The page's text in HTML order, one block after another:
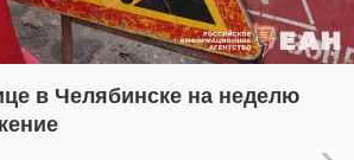
в Челябинске на неделю